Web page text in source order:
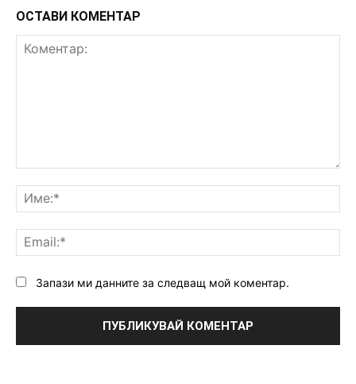
ОСТАВИ КОМЕНТАР
Запази ми данните за следващ мой коментар.